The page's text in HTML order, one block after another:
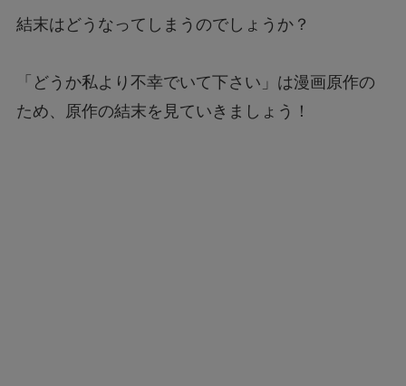
結末はどうなってしまうのでしょうか？
「どうか私より不幸でいて下さい」は漫画原作の
ため、原作の結末を見ていきましょう！